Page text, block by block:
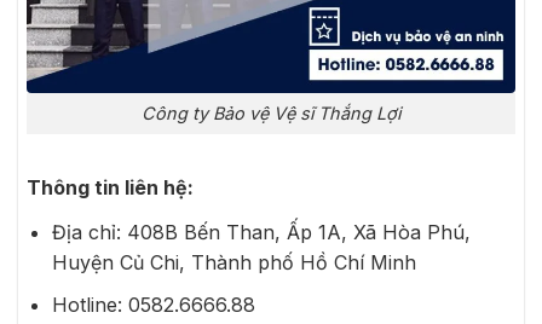
Công ty Bảo vệ Vệ sĩ Thắng Lợi
Thông tin liên hệ:
Địa chỉ: 408B Bến Than, Ấp 1A, Xã Hòa Phú,
Huyện Củ Chi, Thành phố Hồ Chí Minh
Hotline: 0582.6666.88